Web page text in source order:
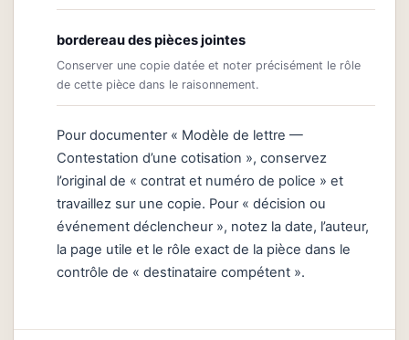
bordereau des pièces jointes
Conserver une copie datée et noter précisément le rôle
de cette pièce dans le raisonnement.
Pour documenter « Modèle de lettre —
Contestation d’une cotisation », conservez
l’original de « contrat et numéro de police » et
travaillez sur une copie. Pour « décision ou
événement déclencheur », notez la date, l’auteur,
la page utile et le rôle exact de la pièce dans le
contrôle de « destinataire compétent ».